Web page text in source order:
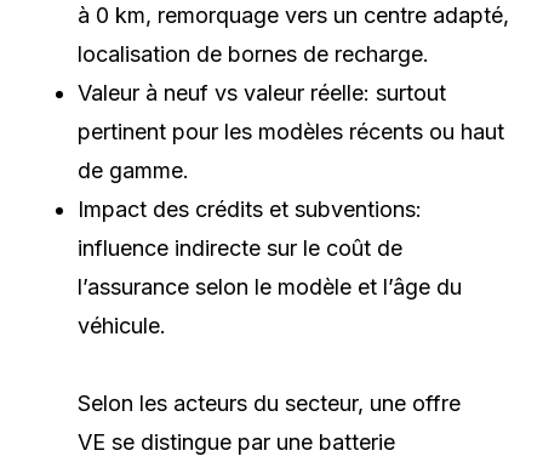
à 0 km, remorquage vers un centre adapté,
localisation de bornes de recharge.
Valeur à neuf vs valeur réelle: surtout
pertinent pour les modèles récents ou haut
de gamme.
Impact des crédits et subventions:
influence indirecte sur le coût de
l’assurance selon le modèle et l’âge du
véhicule.
Selon les acteurs du secteur, une offre
VE se distingue par une batterie